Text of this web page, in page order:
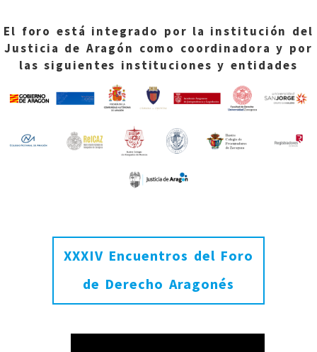
El foro está integrado por la institución del
Justicia de Aragón como coordinadora y por
las siguientes instituciones y entidades
XXXIV Encuentros del Foro
de Derecho Aragonés